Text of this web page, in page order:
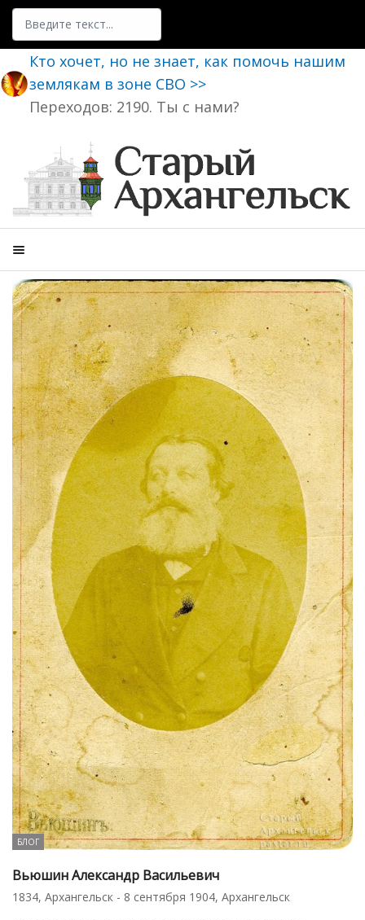
Поиск
Кто хочет, но не знает, как помочь нашим
землякам в зоне СВО >>
Переходов: 2190. Ты с нами?
БЛОГ
Вьюшин Александр Васильевич
1834, Архангельск - 8 сентября 1904, Архангельск